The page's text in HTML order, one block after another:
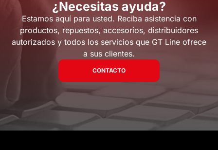
¿Necesitas ayuda?
Estamos aquí para usted. Reciba asistencia con
productos, repuestos, accesorios, distribuidores
autorizados y todos los servicios que GT Line ofrece
a sus clientes.
CONTACTO